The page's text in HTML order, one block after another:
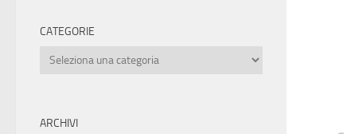
CATEGORIE
Categorie
ARCHIVI